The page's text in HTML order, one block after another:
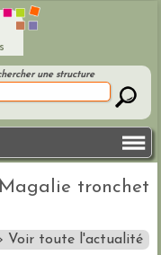
une structure
tronchet
Voir toute l'actualité